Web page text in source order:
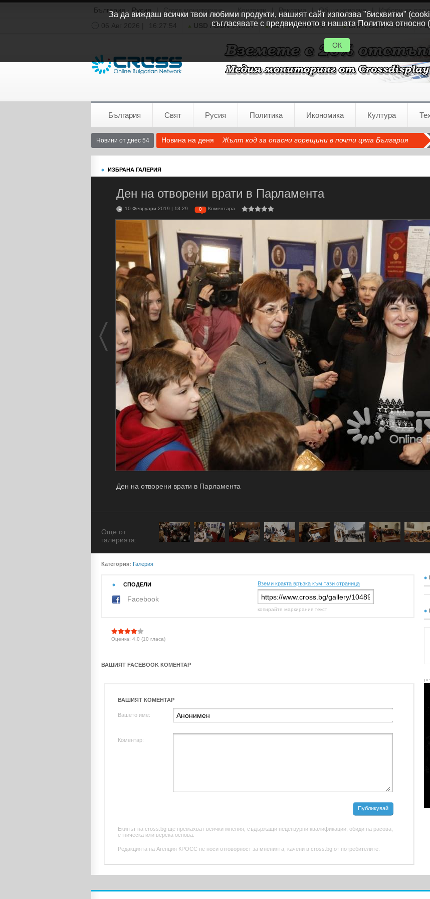
България - Русия Cross мониторинг Общи условия Избори за
06 Авг 2026 |
16:27:55 USD / BGN1.1554 GBP / BGN0.8572 CHF / BGN0.9345
България Свят Русия Политика Икономика Култура
Новини от днес 54 Новина на деня Жълт код за опасни горещини в почти цяла България
ИЗБРАНА ГАЛЕРИЯ
Ден на отворени врати в Парламента
10 Февруари 2019 | 13:29 0 Коментара
Ден на отворени врати в Парламента
Още от
галерията:
Категория: Галерия
СПОДЕЛИ
Facebook
Вземи кракта връзка към тази страница
копирайте маркирания текст
Оценка: 4.0 (10 гласа)
ВАШИЯТ FACEBOOK КОМЕНТАР
ВАШИЯТ КОМЕНТАР
Вашето име:
Коментар:
Публикувай
Екипът на cross.bg ще премахват всички мнения, съдържащи нецензурни квалификации, обиди на расова,
етническа или верска основа.
Редакцията на Агенция КРОСС не носи отговорност за мненията, качени в cross.bg от потребителите.
За да виждаш всички твои любими продукти, нашият сайт използва "бисквитки"
съгласявате с предвиденото в нашата Политика относно
ОК